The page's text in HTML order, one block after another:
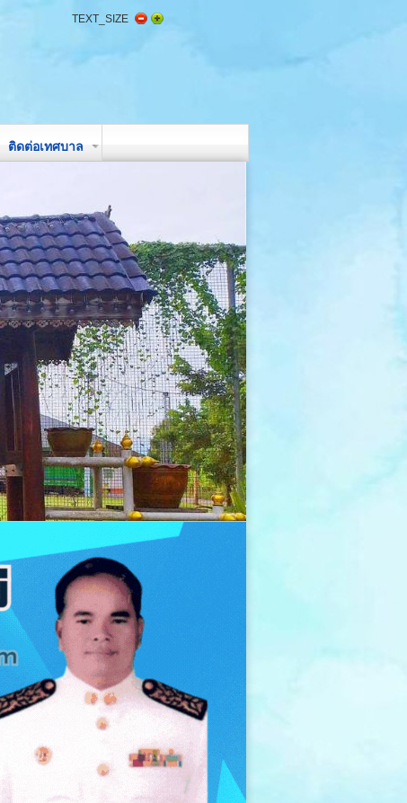
TEXT_SIZE
ติดต่อเทศบาล